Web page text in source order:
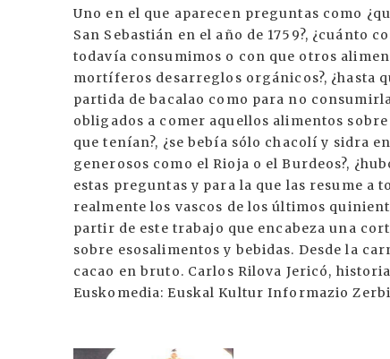
Uno en el que aparecen preguntas como
San Sebastián en el año de 1759?, ¿cuánto
todavía consumimos o con que otros
mortíferos desarreglos orgánicos?, ¿hasta
partida de bacalao como para no
obligados a comer aquellos alimentos
que tenían?, ¿se bebía sólo chacolí y sidra
generosos como el Rioja o el Burdeos?,
estas preguntas y para la que las resume a
realmente los vascos de los últimos
partir de este trabajo que encabeza una
sobre esosalimentos y bebidas. Desde la
cacao en bruto. Carlos Rilova Jericó,
Euskomedia: Euskal Kultur Informazio